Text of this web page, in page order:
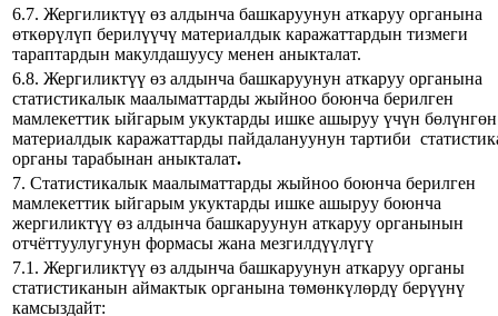
6.7. Жергиликтүү өз алдынча башкаруунун аткаруу органына
өткөрүлүп берилүүчү материалдык каражаттардын тизмеги
тараптардын макулдашуусу менен аныкталат.
6.8. Жергиликтүү өз алдынча башкаруунун аткаруу органына
статистикалык маалыматтарды жыйноо боюнча берилген
мамлекеттик ыйгарым укуктарды ишке ашыруу үчүн бөлүнгөн
материалдык каражаттарды пайдалануунун тартиби
органы тарабынан аныкталат.
7. Статистикалык маалыматтарды жыйноо боюнча берилген
мамлекеттик ыйгарым укуктарды ишке ашыруу боюнча
жергиликтүү өз алдынча башкаруунун аткаруу органынын
отчёттуулугунун формасы жана мезгилдүүлүгү
7.1. Жергиликтүү өз алдынча башкаруунун аткаруу органы
статистиканын аймактык органына төмөнкүлөрдү берүүнү
камсыздайт: